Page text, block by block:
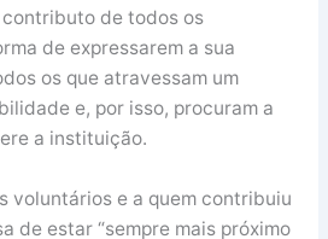
de todos os
de expressarem a sua
os que atravessam um
e, por isso, procuram a
a instituição.
voluntários e a quem contribuiu
de estar “sempre mais próximo